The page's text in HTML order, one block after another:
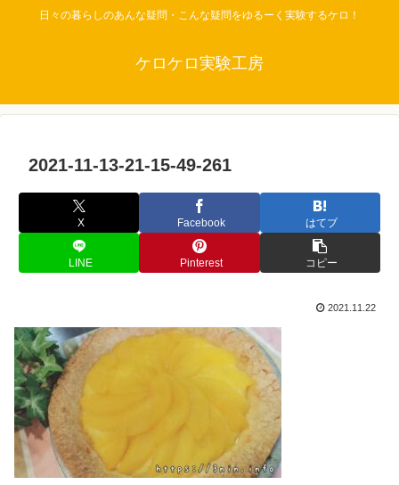
日々の暮らしのあんな疑問・こんな疑問をゆるーく実験するケロ！
ケロケロ実験工房
2021-11-13-21-15-49-261
X Facebook はてブ
LINE Pinterest コピー
2021.11.22